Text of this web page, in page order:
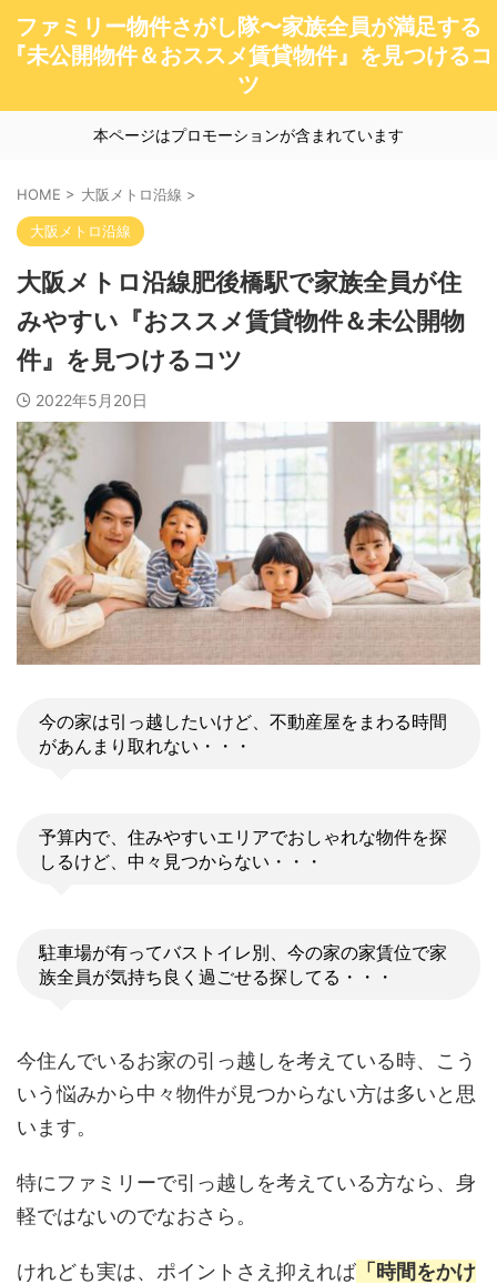
ファミリー物件さがし隊〜家族全員が満足する
『未公開物件＆おススメ賃貸物件』を見つけるコ
ツ
本ページはプロモーションが含まれています
HOME > 大阪メトロ沿線 >
大阪メトロ沿線
大阪メトロ沿線肥後橋駅で家族全員が住
みやすい『おススメ賃貸物件＆未公開物
件』を見つけるコツ
2022年5月20日
今の家は引っ越したいけど、不動産屋をまわる時間
があんまり取れない・・・
予算内で、住みやすいエリアでおしゃれな物件を探
しるけど、中々見つからない・・・
駐車場が有ってバストイレ別、今の家の家賃位で家
族全員が気持ち良く過ごせる探してる・・・
今住んでいるお家の引っ越しを考えている時、こう
いう悩みから中々物件が見つからない方は多いと思
います。
特にファミリーで引っ越しを考えている方なら、身
軽ではないのでなおさら。
けれども実は、ポイントさえ抑えれば 「時間をかけ